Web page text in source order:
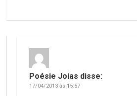
Poésie Joias disse:
17/04/2013 às 15:57